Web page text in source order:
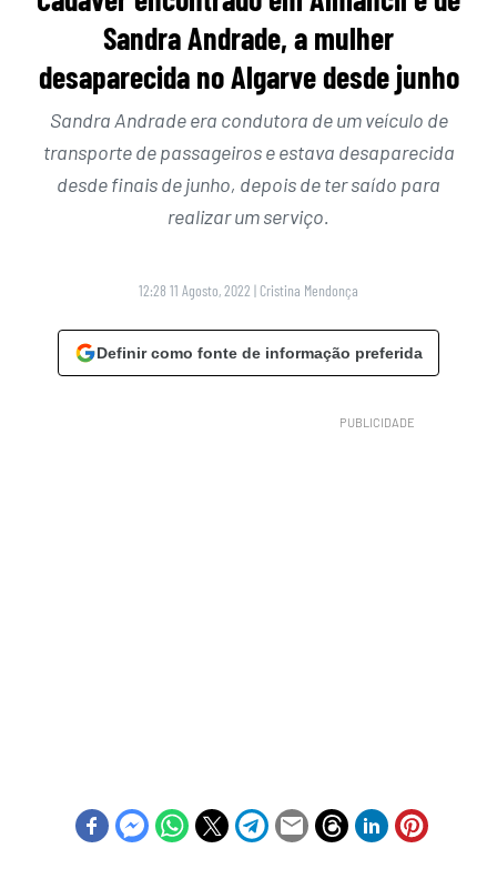
Sandra Andrade, a mulher
desaparecida no Algarve desde junho
Sandra Andrade era condutora de um veículo de
transporte de passageiros e estava desaparecida
desde finais de junho, depois de ter saído para
realizar um serviço.
12:28 11 Agosto, 2022 | Cristina Mendonça
Definir como fonte de informação preferida